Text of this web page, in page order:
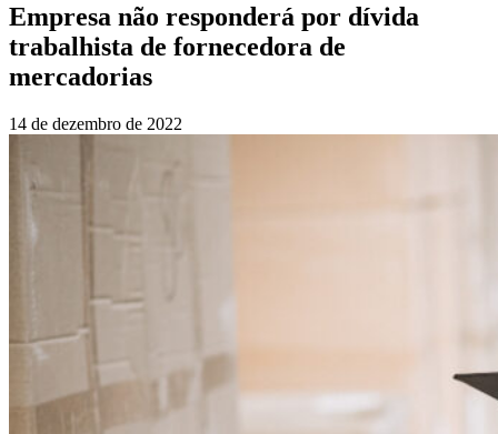
Empresa não responderá por dívida
trabalhista de fornecedora de
mercadorias
14 de dezembro de 2022